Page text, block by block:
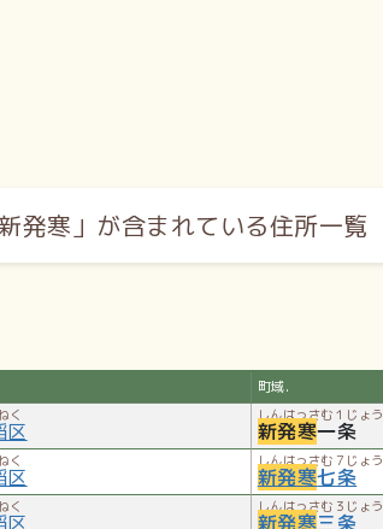
発寒」が含まれている住所一覧
町域.
く
区
しんはっさむ１じょう
新発寒一条
く
区
しんはっさむ７じょう
新発寒七条
く
区
しんはっさむ３じょう
新発寒三条